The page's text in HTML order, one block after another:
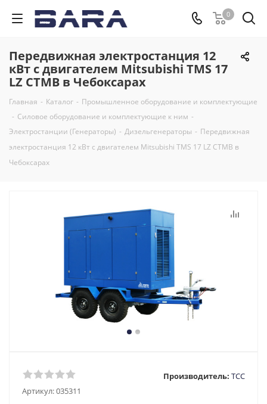
0
Передвижная электростанция 12
кВт с двигателем Mitsubishi TMS 17
LZ CTMB в Чебоксарах
Главная - Каталог - Промышленное оборудование и комплектующие
- Силовое оборудование и комплектующие к ним -
Электростанции (Генераторы) - Дизельгенераторы - Передвижная
электростанция 12 кВт с двигателем Mitsubishi TMS 17 LZ CTMB в
Чебоксарах
Артикул:035311
Производитель: ТСС